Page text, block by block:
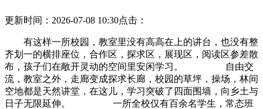
更新时间：2026-07-08 10:30点击：
有这样一所校园，教室里没有高高在上的讲台，也没有整
齐划一的横排座位，合作区，探求区，展现区，阅读区参差散
布，孩子们在敞开灵动的空间里安闲学习。 自由交
流，教室之外，走廊变成探求长廊，校园的草坪，操场，林间
空地都是天然讲堂，在这儿，学习突破了四面围墙，向乡土与
日子无限延伸。 一所全校仅有百余名学生，常态班